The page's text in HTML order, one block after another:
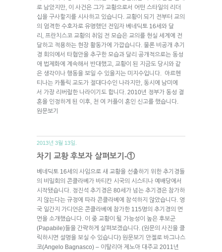
로 남았지만, 이 사건은 그가 교황으로서 어떤 스타일의 리더
십을 구사할지를 시사하고 있습니다. 교황이 되기 전부터 교의
의 엄격한 수호자로 유명했던 전임자 베네딕토 16세와 달
리, 프란치스코 교황의 취임 전 모습은 교의를 현실 세계에 전
달하고 적용하는 현장 활동가에 가깝습니다. 물론 비공개 추기
경 회의에서 타협안을 추구한 모습과 달리 공개적으로는 동성
애 법제화에 계속해서 반대했고, 교황이 된 지금도 당시와 같
은 생각이나 행동을 보일 수 있을지는 미지수입니다. 아르헨
티나는 카톨릭 교도가 절대다수인 나라지만, 동시에 남미에
서 가장 리버럴한 나라이기도 합니다. 2010년 정부가 동성 결
혼을 인정하게 된 이후, 천 여 커플이 혼인 신고를 했습니다.
원문보기
2013년 3월 13일.
차기 교황 후보자 살펴보기-①
베네딕토 16세의 사임으로 새 교황을 선출하기 위한 추기경들
의 비밀회의 콘클라베가 바티칸 시국의 시스티나 예배당에서
시작됐습니다. 정진석 추기경은 80세가 넘는 추기경은 참가하
지 않는다는 규정에 따라 콘클라베에 참석하지 않았습니다. 영
국 일간지 가디언은 콘클라베에 참가한 115명의 추기경의 면
면을 소개했습니다. 이 중 교황이 될 가능성이 높은 후보군
(Papabile)들을 간략하게 살펴보겠습니다. (원문의 사진을 클
릭하시면 설명을 보실 수 있습니다) 원문보기 안젤로 바그나스
코(Angelo Bagnasco) – 이탈리아 제노아 대주교 2011년